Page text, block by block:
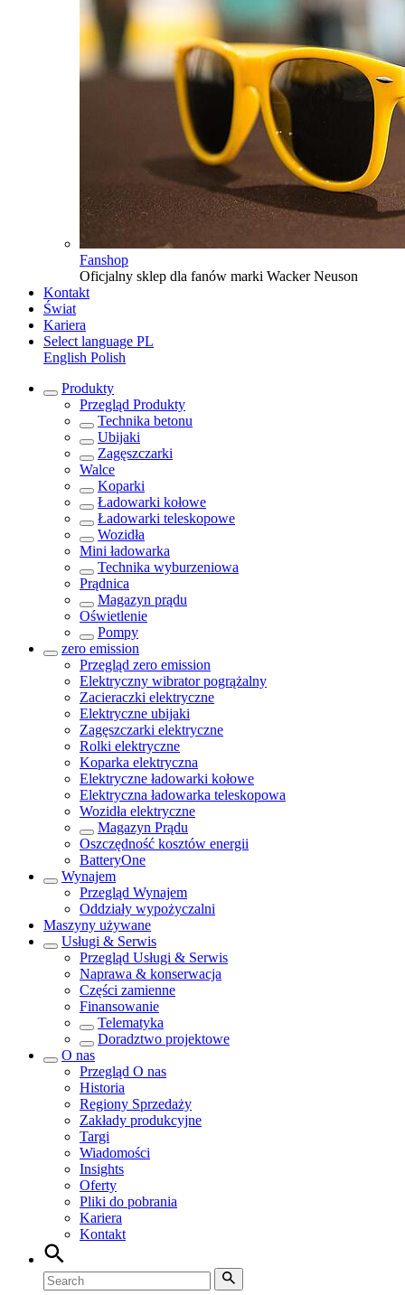
Fanshop
Oficjalny sklep dla fanów marki Wacker Neuson
Kontakt
Świat
Kariera
Select language PL
English Polish
Produkty
Przegląd Produkty
Technika betonu
Ubijaki
Zagęszczarki
Walce
Koparki
Ładowarki kołowe
Ładowarki teleskopowe
Wozidła
Mini ładowarka
Technika wyburzeniowa
Prądnica
Magazyn prądu
Oświetlenie
Pompy
zero emission
Przegląd zero emission
Elektryczny wibrator pogrążalny
Zacieraczki elektryczne
Elektryczne ubijaki
Zagęszczarki elektryczne
Rolki elektryczne
Koparka elektryczna
Elektryczne ładowarki kołowe
Elektryczna ładowarka teleskopowa
Wozidła elektryczne
Magazyn Prądu
Oszczędność kosztów energii
BatteryOne
Wynajem
Przegląd Wynajem
Oddziały wypożyczalni
Maszyny używane
Usługi & Serwis
Przegląd Usługi & Serwis
Naprawa & konserwacja
Części zamienne
Finansowanie
Telematyka
Doradztwo projektowe
O nas
Przegląd O nas
Historia
Regiony Sprzedaży
Zakłady produkcyjne
Targi
Wiadomości
Insights
Oferty
Pliki do pobrania
Kariera
Kontakt